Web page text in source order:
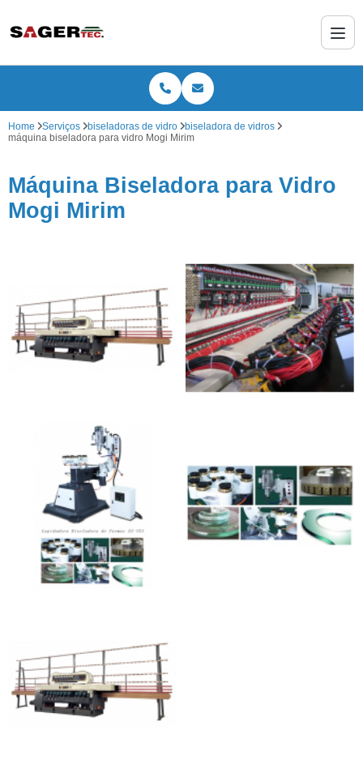
Home Serviços biseladoras de vidro
biseladora de vidros
máquina biseladora para vidro Mogi Mirim
Máquina Biseladora para Vidro
Mogi Mirim